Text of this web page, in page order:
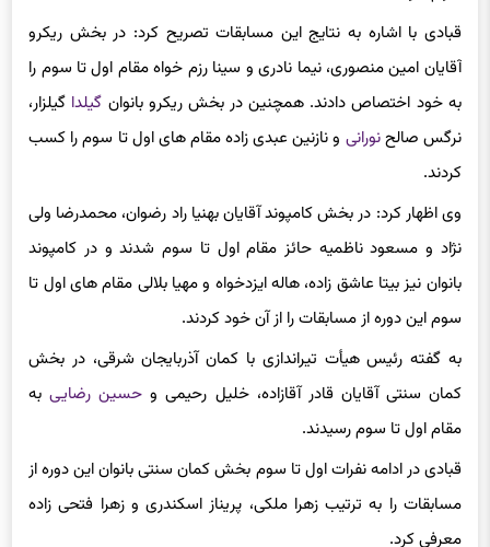
آقایان امین منصوری، نیما نادری و سینا رزم خواه مقام اول تا سوم را
به خود اختصاص دادند. همچنین در بخش ریکرو بانوانگیلدا گیلزار،
نرگس صالحنورانیو نازنین عبدی زاده مقام های اول تا سوم را کسب
کردند.
وی اظهار کرد: در بخش کامپوند آقایان بهنیا راد رضوان، محمدرضا ولی
نژاد و مسعود ناظمیه حائز مقام اول تا سوم شدند و در کامپوند
بانوان نیز بیتا عاشق زاده، هاله ایزدخواه و مهیا بلالی مقام های اول تا
سوم این دوره از مسابقات را از آن خود کردند.
به گفته رئیس هیأت تیراندازی با کمان آذربایجان شرقی، در بخش
کمان سنتی آقایان قادر آقازاده، خلیل رحیمی وحسین رضاییبه
مقام اول تا سوم رسیدند.
قبادی در ادامه نفرات اول تا سوم بخش کمان سنتی بانوان این دوره از
مسابقات را به ترتیب زهرا ملکی، پریناز اسکندری و زهرا فتحی زاده
معرفی کرد.